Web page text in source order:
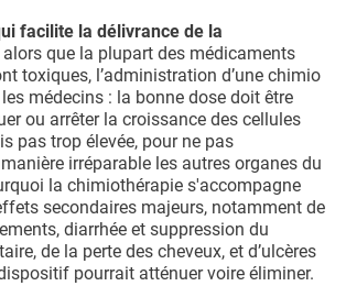
facilite la délivrance de la
alors que la plupart des médicaments
toxiques, l’administration d’une chimio
médecins : la bonne dose doit être
ou arrêter la croissance des cellules
pas trop élevée, pour ne pas
irréparable les autres organes du
la chimiothérapie s'accompagne
secondaires majeurs, notamment de
diarrhée et suppression du
de la perte des cheveux, et d’ulcères
pourrait atténuer voire éliminer.